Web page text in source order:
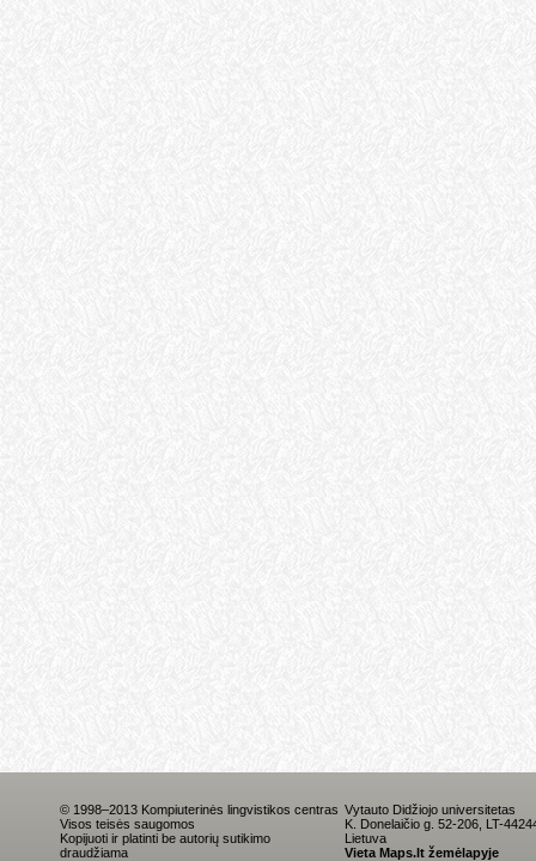
© 1998–2013 Kompiuterinės lingvistikos centras
Visos teisės saugomos
Kopijuoti ir platinti be autorių sutikimo
draudžiama
Vytauto Didžiojo universitetas
K. Donelaičio g. 52-206, LT-
Lietuva
Vieta Maps.lt žemėlapyje